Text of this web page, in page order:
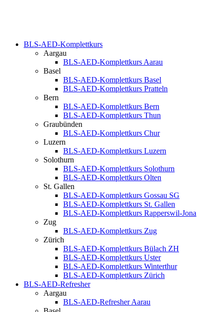
BLS-AED-Komplettkurs
Aargau
BLS-AED-Komplettkurs Aarau
Basel
BLS-AED-Komplettkurs Basel
BLS-AED-Komplettkurs Pratteln
Bern
BLS-AED-Komplettkurs Bern
BLS-AED-Komplettkurs Thun
Graubünden
BLS-AED-Komplettkurs Chur
Luzern
BLS-AED-Komplettkurs Luzern
Solothurn
BLS-AED-Komplettkurs Solothurn
BLS-AED-Komplettkurs Olten
St. Gallen
BLS-AED-Komplettkurs Gossau SG
BLS-AED-Komplettkurs St. Gallen
BLS-AED-Komplettkurs Rapperswil-Jona
Zug
BLS-AED-Komplettkurs Zug
Zürich
BLS-AED-Komplettkurs Bülach ZH
BLS-AED-Komplettkurs Uster
BLS-AED-Komplettkurs Winterthur
BLS-AED-Komplettkurs Zürich
BLS-AED-Refresher
Aargau
BLS-AED-Refresher Aarau